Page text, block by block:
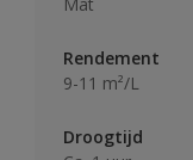
Rendement
9-11 m²/L
Droogtijd